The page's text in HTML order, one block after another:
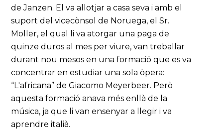
de Janzen. El va allotjar a casa seva i amb el
suport del vicecònsol de Noruega, el Sr.
Moller, el qual li va atorgar una paga de
quinze duros al mes per viure, van treballar
durant nou mesos en una formació que es va
concentrar en estudiar una sola òpera:
“L'africana” de Giacomo Meyerbeer. Però
aquesta formació anava més enllà de la
música, ja que li van ensenyar a llegir i va
aprendre italià.